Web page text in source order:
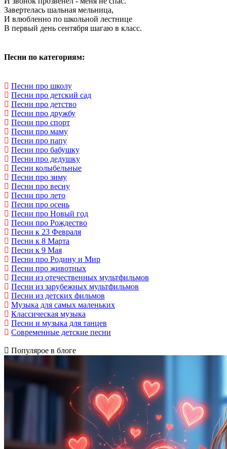
Завертелась шальная мельница,
И влюбленно по школьной лестнице
В первый день сентября шагаю в класс.
Песни по категориям:
Песни про школу
Песни про детский сад
Песни про детство
Песни про дружбу
Песни про спорт
Песни про маму
Песни про папу
Песни про бабушку
Песни про дедушку
Песни колыбельные
Песни про зиму
Песни про весну
Песни про лето
Песни про осень
Песни про Новый год
Песни про Рождество
Песни к 23 Февраля
Песни к 8 Марта
Песни к 9 Мая
Песни про Родину и Мир
Песни про животных
Песни из отечественных мультфильмов
Песни из зарубежных мультфильмов
Песни из детских фильмов
Музыка для самых маленьких
Классическая музыка
Песни и музыка для танцев
Современные детские песни
Популярое в блоге